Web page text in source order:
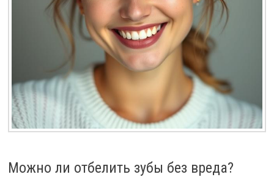
Можно ли отбелить зубы без вреда?